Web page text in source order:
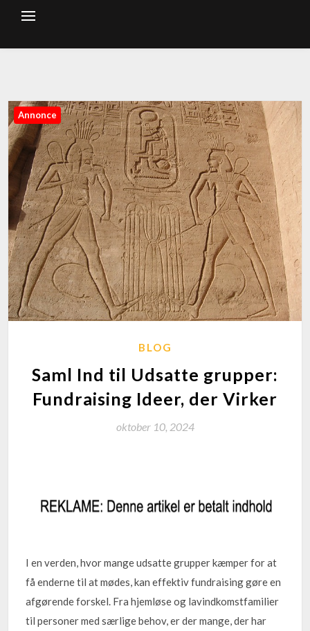
Annonce
BLOG
Saml Ind til Udsatte grupper:
Fundraising Ideer, der Virker
oktober 10, 2024
I en verden, hvor mange udsatte grupper kæmper for at
få enderne til at mødes, kan effektiv fundraising gøre en
afgørende forskel. Fra hjemløse og lavindkomstfamilier
til personer med særlige behov, er der mange, der har